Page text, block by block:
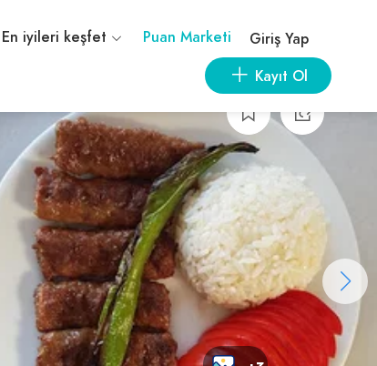
En iyileri keşfet Puan Marketi
Giriş Yap
Kayıt Ol